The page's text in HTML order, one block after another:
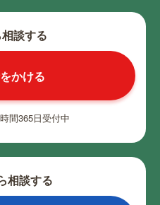
談する
かける
間365日受付中
相談する